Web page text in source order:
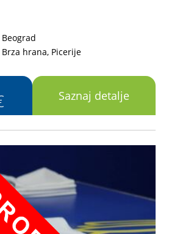
Beograd
Brza hrana, Picerije
Saznaj detalje